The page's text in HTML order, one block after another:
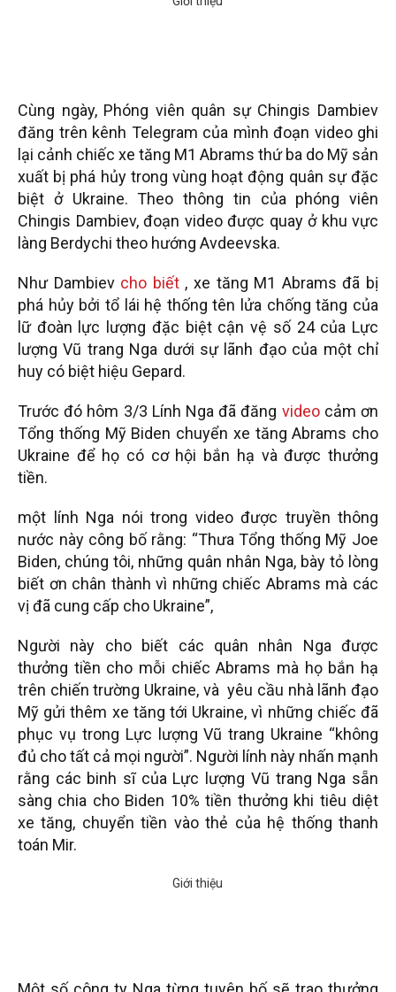
Cùng ngày, Phóng viên quân sự Chingis Dambiev
đăng trên kênh Telegram của mình đoạn video ghi
lại cảnh chiếc xe tăng M1 Abrams thứ ba do Mỹ sản
xuất bị phá hủy trong vùng hoạt động quân sự đặc
biệt ở Ukraine. Theo thông tin của phóng viên
Chingis Dambiev, đoạn video được quay ở khu vực
làng Berdychi theo hướng Avdeevska.
Như Dambiev cho biết, xe tăng M1 Abrams đã bị
phá hủy bởi tổ lái hệ thống tên lửa chống tăng của
lữ đoàn lực lượng đặc biệt cận vệ số 24 của Lực
lượng Vũ trang Nga dưới sự lãnh đạo của một chỉ
huy có biệt hiệu Gepard.
Trước đó hôm 3/3 Lính Nga đã đăng videocảm ơn
Tổng thống Mỹ Biden chuyển xe tăng Abrams cho
Ukraine để họ có cơ hội bắn hạ và được thưởng
tiền.
một lính Nga nói trong video được truyền thông
nước này công bố rằng: “Thưa Tổng thống Mỹ Joe
Biden, chúng tôi, những quân nhân Nga, bày tỏ lòng
biết ơn chân thành vì những chiếc Abrams mà các
vị đã cung cấp cho Ukraine”,
Người này cho biết các quân nhân Nga được
thưởng tiền cho mỗi chiếc Abrams mà họ bắn hạ
trên chiến trường Ukraine, và yêu cầu nhà lãnh đạo
Mỹ gửi thêm xe tăng tới Ukraine, vì những chiếc đã
phục vụ trong Lực lượng Vũ trang Ukraine “không
đủ cho tất cả mọi người”. Người lính này nhấn mạnh
rằng các binh sĩ của Lực lượng Vũ trang Nga sẵn
sàng chia cho Biden 10% tiền thưởng khi tiêu diệt
xe tăng, chuyển tiền vào thẻ của hệ thống thanh
toán Mir.